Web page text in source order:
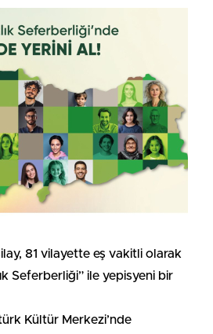
81 vilayette eş vakitli olarak
Seferberliği” ile yepisyeni bir
Kültür Merkezi’nde